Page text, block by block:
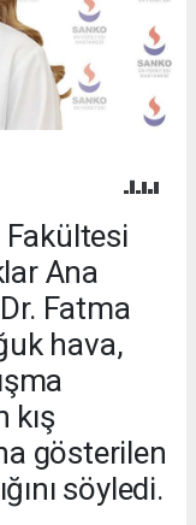
Fakültesi
Ana
Fatma
hava,
kış
gösterilen
söyledi.